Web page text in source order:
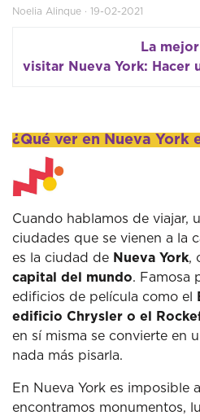
Noelia Alinque · 19-02-2021
La
visitar Nueva York: Hacer
¿Qué ver en Nueva York
Cuando hablamos de viajar,
ciudades que se vienen a la
es la ciudad de Nueva York,
capital del mundo. Famosa
edificios de película como el
edificio Chrysler o el
en sí misma se convierte en
nada más pisarla.
En Nueva York es imposible
encontramos monumentos,